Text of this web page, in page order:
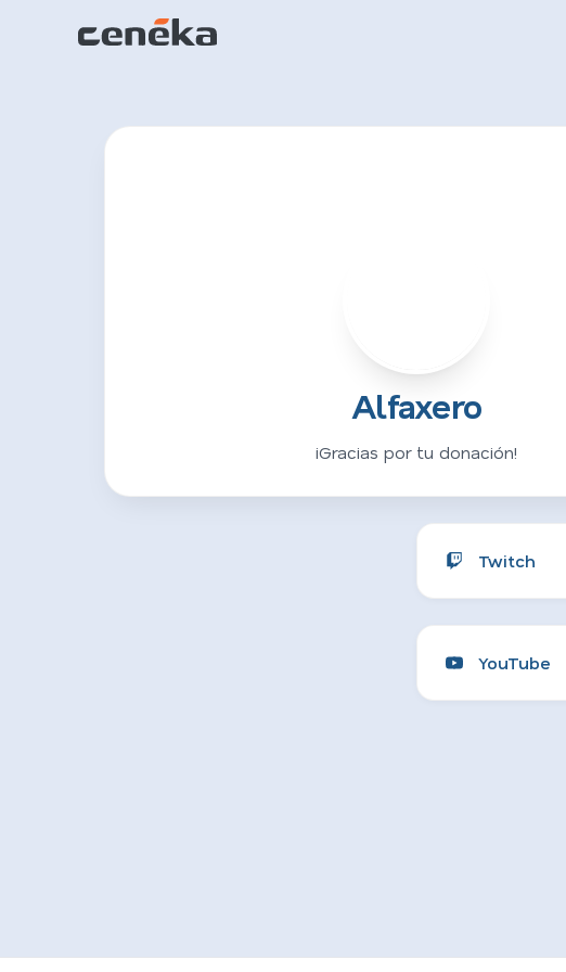
Alfaxero
¡Gracias por tu donación!
Twitch
YouTube